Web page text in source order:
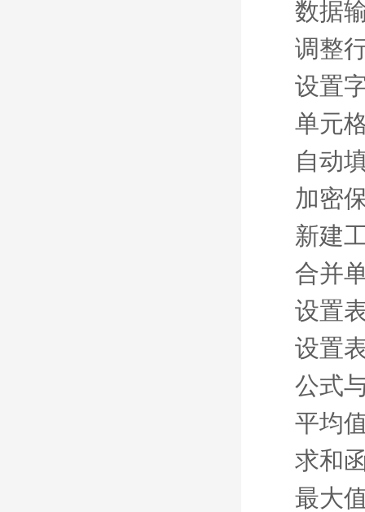
数据
调整
设置
单元
自动
加密
新建
合并
设置
设置
公式
平均
求和
最大